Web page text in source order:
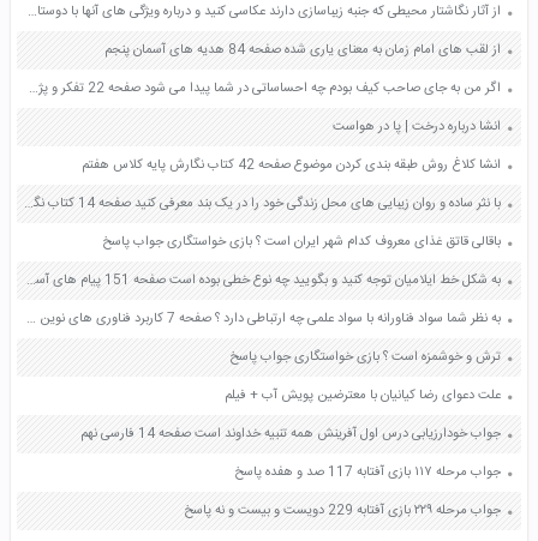
از آثار نگاشتار محیطی که جنبه زیباسازی دارند عکاسی کنید و درباره ویژگی های آنها با دوستان خود گفت و گو کنید صفحه 55 فرهنگ و هنر نهم
از لقب های امام زمان به معنای یاری شده صفحه 84 هدیه های آسمان پنجم
اگر من به جای صاحب کیف بودم چه احساساتی در شما پیدا می شود صفحه 22 تفکر و پژوهش ششم
انشا درباره درخت | پا در هواست
انشا کلاغ روش طبقه بندی كردن موضوع صفحه 42 کتاب نگارش پایه کلاس هفتم
با نثر ساده و روان زیبایی های محل زندگی خود را در یک بند معرفی کنید صفحه 14 کتاب نگارش فارسی ششم
باقالی قاتق غذای معروف کدام شهر ایران است ؟ بازی خواستگاری جواب پاسخ
به شکل خط ایلامیان توجه کنید و بگویید چه نوع خطی بوده است صفحه 151 پیام های آسمان هفتم
به نظر شما سواد فناورانه با سواد علمی چه ارتباطی دارد ؟ صفحه 7 کاربرد فناوری های نوین یازدهم
ترش و خوشمزه است ؟ بازی خواستگاری جواب پاسخ
علت دعوای رضا کیانیان با معترضین پویش آب + فیلم
جواب خودارزیابی درس اول آفرینش همه تنبیه خداوند است صفحه 14 فارسی نهم
جواب مرحله ۱۱۷ بازی آفتابه 117 صد و هفده پاسخ
جواب مرحله ۲۲۹ بازی آفتابه 229 دویست و بیست و نه پاسخ